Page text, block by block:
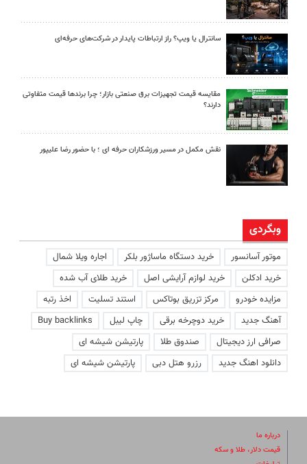
سانترال یا ویپ؟ راز ارتباطات پایدار در شرکت‌های حرفه‌ای
مقایسه قیمت تجهیزات برق صنعتی بازار؛ چرا برندها قیمت متفاوتی
دارند؟
نقش مکمل در مسیر ورزشکاران حرفه ای ؛ با حضور رضا علیپور
وبگردی
موتور آسانسور خرید دستگاه ماساژور بلکر
اجاره ویلا شمال
خرید ادکلن
خرید لوازم آرایشی اصل
خرید طلای آب شده
مزایده خودرو
مرکز تزریق بوتاکس استند تسلیت
اخذ رتبه
آهنگ جدید
خرید دوچرخه برقی چاپ لیبل
Buy backlinks
صرافی ارز دیجیتال
صندوق طلا
پارتیشن شیشه ای
دانلود اهنگ جدید
رزرو هتل دبی پارتیشن شیشه ای
درباره ما
قیمت دلار، طلا و سکه